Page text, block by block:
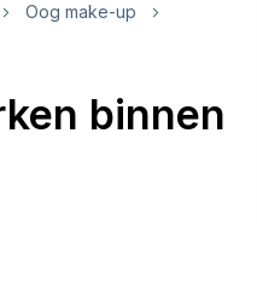
Oog make-up
binnen